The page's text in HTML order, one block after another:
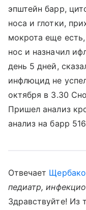
эпштейн барр,
носа и глотки,
мокрота еще
нос и назначил
день 5 дней,
инфлюцид не
октября в 3.30
Пришел анализ
анализ на барр
Отвечает
педиатр,
Здравствуйте! Из